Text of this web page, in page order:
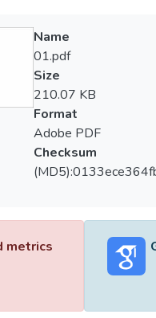
Name
01.pdf
Size
210.07 KB
Format
Adobe PDF
Checksum
metrics